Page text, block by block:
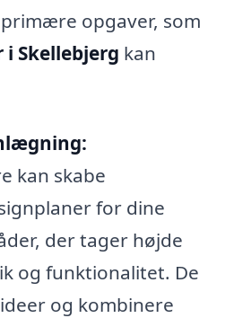
opgaver, som
Skellebjerg kan
kan skabe
for dine
der tager højde
og funktionalitet. De
og kombinere